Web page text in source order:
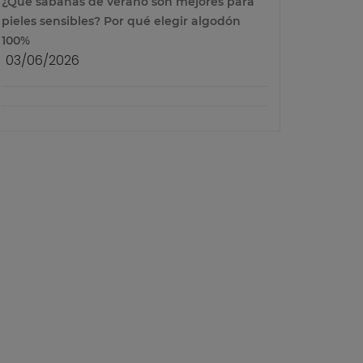
pieles sensibles? Por qué elegir algodón
100%
03/06/2026